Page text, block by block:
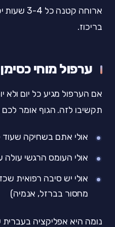
ארוחה
בריכוז.
ערפול מוחי
אם הערפול מגיע כל יום ולא
תקשיבו לזה. הגוף אומר
אולי אתם בשחיקה
אולי העומס הרגשי
אולי יש סיבה רפואית
מחסור בברזל, אנמיה)
נומה היא אפליקציה